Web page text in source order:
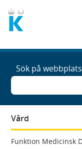
Sök på
Vård
Funktion Medicinsk